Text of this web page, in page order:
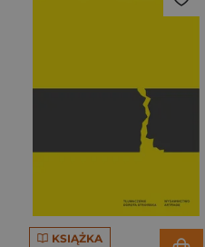
KSIĄŻKA